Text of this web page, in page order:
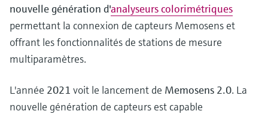
nouvelle génération d'analyseurs colorimétriques
permettant la connexion de capteurs Memosens et
offrant les fonctionnalités de stations de mesure
multiparamètres.
L'année 2021 voit le lancement de Memosens 2.0. La
nouvelle génération de capteurs est capable